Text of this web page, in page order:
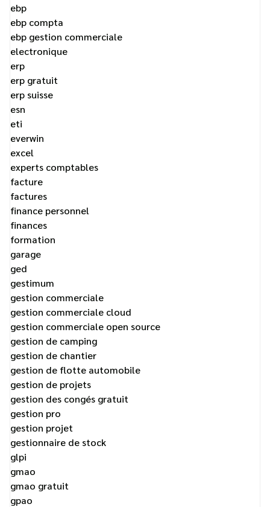
ebp
ebp compta
ebp gestion commerciale
electronique
erp
erp gratuit
erp suisse
esn
eti
everwin
excel
experts comptables
facture
factures
finance personnel
finances
formation
garage
ged
gestimum
gestion commerciale
gestion commerciale cloud
gestion commerciale open source
gestion de camping
gestion de chantier
gestion de flotte automobile
gestion de projets
gestion des congés gratuit
gestion pro
gestion projet
gestionnaire de stock
glpi
gmao
gmao gratuit
gpao